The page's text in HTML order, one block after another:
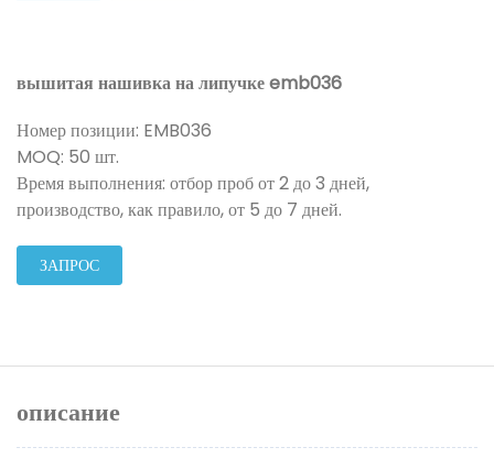
вышитая нашивка на липучке emb036
Номер позиции: EMB036
MOQ: 50 шт.
Время выполнения: отбор проб от 2 до 3 дней,
производство, как правило, от 5 до 7 дней.
ЗАПРОС
описание